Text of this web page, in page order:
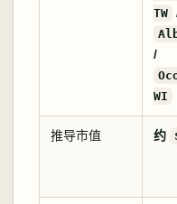
TW
/
WI
推导市值 约